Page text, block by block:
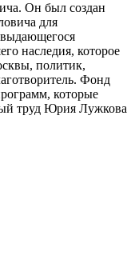
Он был создан
для
наследия, которое
политик,
Фонд
которые
труд Юрия Лужкова